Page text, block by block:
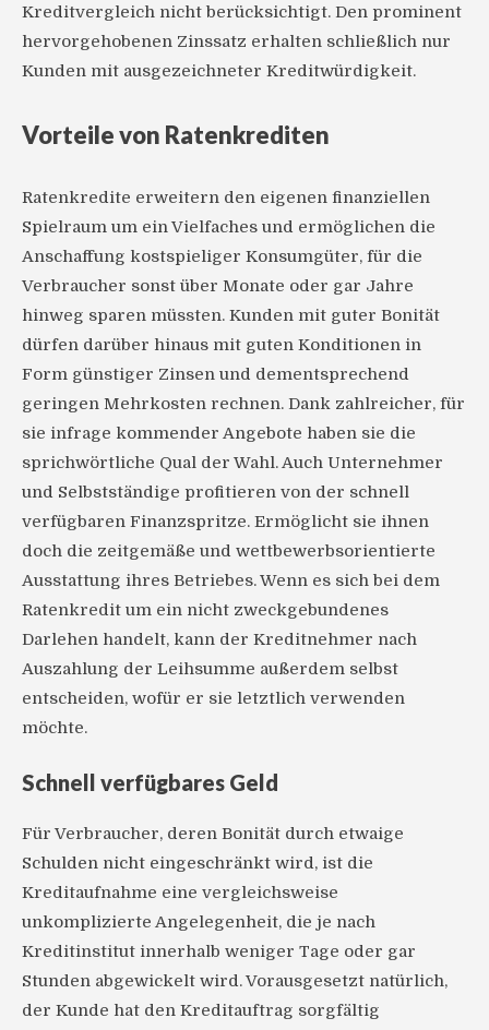
Kreditvergleich nicht berücksichtigt. Den prominent
hervorgehobenen Zinssatz erhalten schließlich nur
Kunden mit ausgezeichneter Kreditwürdigkeit.
Vorteile von Ratenkrediten
Ratenkredite erweitern den eigenen finanziellen
Spielraum um ein Vielfaches und ermöglichen die
Anschaffung kostspieliger Konsumgüter, für die
Verbraucher sonst über Monate oder gar Jahre
hinweg sparen müssten. Kunden mit guter Bonität
dürfen darüber hinaus mit guten Konditionen in
Form günstiger Zinsen und dementsprechend
geringen Mehrkosten rechnen. Dank zahlreicher, für
sie infrage kommender Angebote haben sie die
sprichwörtliche Qual der Wahl. Auch Unternehmer
und Selbstständige profitieren von der schnell
verfügbaren Finanzspritze. Ermöglicht sie ihnen
doch die zeitgemäße und wettbewerbsorientierte
Ausstattung ihres Betriebes. Wenn es sich bei dem
Ratenkredit um ein nicht zweckgebundenes
Darlehen handelt, kann der Kreditnehmer nach
Auszahlung der Leihsumme außerdem selbst
entscheiden, wofür er sie letztlich verwenden
möchte.
Schnell verfügbares Geld
Für Verbraucher, deren Bonität durch etwaige
Schulden nicht eingeschränkt wird, ist die
Kreditaufnahme eine vergleichsweise
unkomplizierte Angelegenheit, die je nach
Kreditinstitut innerhalb weniger Tage oder gar
Stunden abgewickelt wird. Vorausgesetzt natürlich,
der Kunde hat den Kreditauftrag sorgfältig